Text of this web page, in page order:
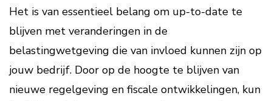
Het is van essentieel belang om up-to-date te
blijven met veranderingen in de
belastingwetgeving die van invloed kunnen zijn op
jouw bedrijf. Door op de hoogte te blijven van
nieuwe regelgeving en fiscale ontwikkelingen, kun